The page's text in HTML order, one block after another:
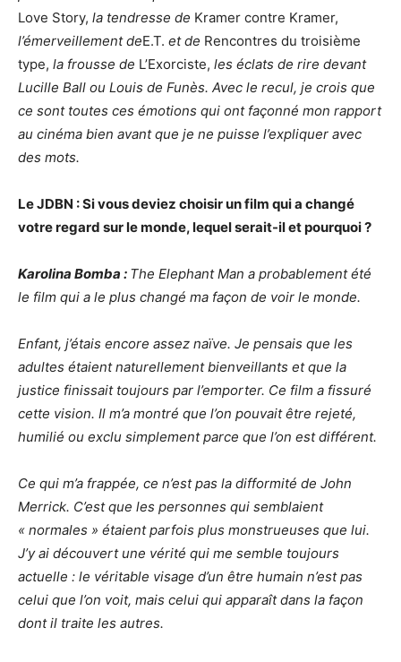
Love Story, la tendresse de Kramer contre Kramer,
l’émerveillement deE.T. et de Rencontres du troisième
type, la frousse de L’Exorciste, les éclats de rire devant
Lucille Ball ou Louis de Funès. Avec le recul, je crois que
ce sont toutes ces émotions qui ont façonné mon rapport
au cinéma bien avant que je ne puisse l’expliquer avec
des mots.
Le JDBN : Si vous deviez choisir un film qui a changé
votre regard sur le monde, lequel serait-il et pourquoi ?
Karolina Bomba : The Elephant Man a probablement été
le film qui a le plus changé ma façon de voir le monde.
Enfant, j’étais encore assez naïve. Je pensais que les
adultes étaient naturellement bienveillants et que la
justice finissait toujours par l’emporter. Ce film a fissuré
cette vision. Il m’a montré que l’on pouvait être rejeté,
humilié ou exclu simplement parce que l’on est différent.
Ce qui m’a frappée, ce n’est pas la difformité de John
Merrick. C’est que les personnes qui semblaient
« normales » étaient parfois plus monstrueuses que lui.
J’y ai découvert une vérité qui me semble toujours
actuelle : le véritable visage d’un être humain n’est pas
celui que l’on voit, mais celui qui apparaît dans la façon
dont il traite les autres.